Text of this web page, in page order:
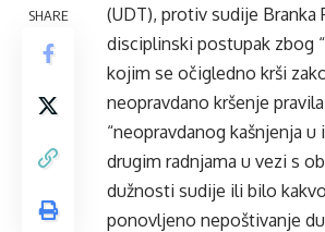
SHARE
(UDT), protiv sudije Branka
disciplinski postupak zbog
kojim se očigledno krši
neopravdano kršenje
“neopravdanog kašnjenja u
drugim radnjama u vezi s
dužnosti sudije ili bilo
ponovljeno nepoštivanje